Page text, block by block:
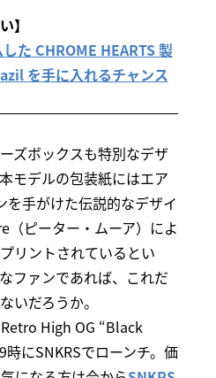
】
た CHROME HEARTS 製
を手に入れるチャンス
ズボックスも特別なデザ
モデルの包装紙にはエア
を手がけた伝説的なデザイ
（ピーター・ムーア）によ
リントされているとい
ファンであれば、これだ
いだろうか。
High OG “Black
にSNKRSでローンチ。価